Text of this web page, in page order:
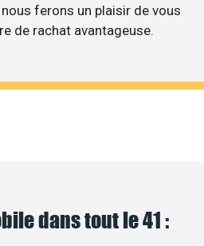
ferons un plaisir de vous
de rachat avantageuse.
dans tout le 41 :